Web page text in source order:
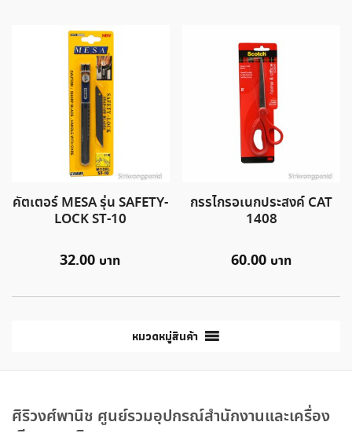
คัตเตอร์ MESA รุ่น SAFETY-
LOCK ST-10
32.00
กรรไกรอเนกประสงค์ CAT
1408
60.00
หมวดหมู่สินค้า
ศิริวงศ์พานิช ศูนย์รวมอุปกรณ์สำนักงานและเครื่อง